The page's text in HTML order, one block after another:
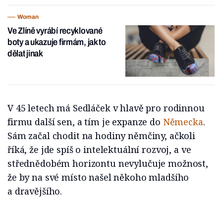
Woman
Ve Zlíně vyrábí recyklované
boty a ukazuje firmám, jak to
dělat jinak
V 45 letech má Sedláček v hlavě pro rodinnou
firmu další sen, a tím je expanze do Německa.
Sám začal chodit na hodiny němčiny, ačkoli
říká, že jde spíš o intelektuální rozvoj, a ve
střednědobém horizontu nevylučuje možnost,
že by na své místo našel někoho mladšího
a dravějšího.